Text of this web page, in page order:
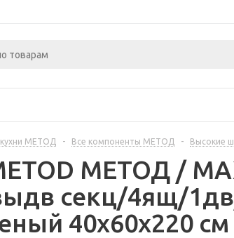
МЕТОД - Все компоненты МЕТОД - Высокие
МЕТОД /
секц/4ящ/
40x60x220 см